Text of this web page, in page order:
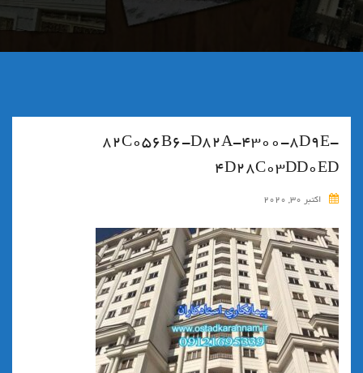
۸۲C056B6-D82A-4300-8D9E-
4D28C03DD0ED
اکتبر 30, 2020